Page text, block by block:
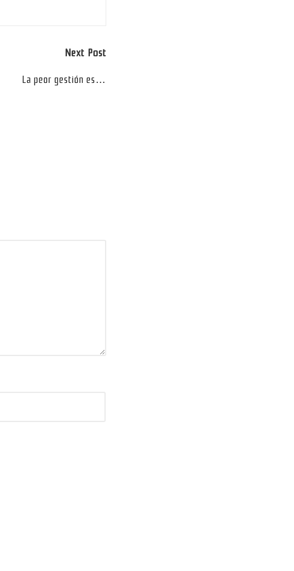
Next Post
La peor gestión es…